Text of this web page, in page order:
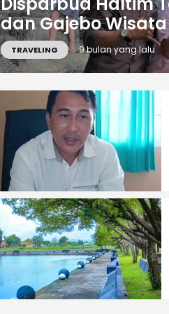
dan Gajebo
TRAVELING 9 bulan yang lalu